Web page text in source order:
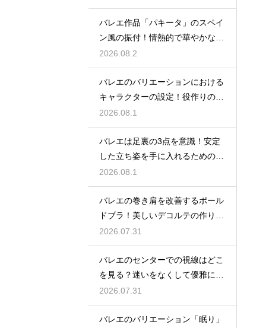
バレエ作品「パキータ」のスペイ
ン風の振付！情熱的で華やかな舞
台の魅力
2026.08.2
バレエのバリエーションにおける
キャラクターの設定！役作りの重
要性
2026.08.1
バレエは足裏の3点を意識！安定
した立ち姿を手に入れるための秘
訣
2026.08.1
バレエの巻き肩を改善するポール
ドブラ！美しいデコルテの作り方
とは
2026.07.31
バレエのセンターでの視線はどこ
を見る？迷いをなくして優雅に踊
る
2026.07.31
バレエのバリエーション「眠り」